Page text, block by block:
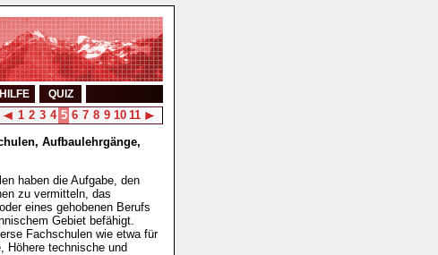
HILFE QUIZ
1 2 3 4 5 6 7 8 9 10 11
Aufbaulehrgänge,
haben die Aufgabe, den
zu vermitteln, das
eines gehobenen Berufs
Gebiet befähigt.
Fachschulen wie etwa für
Höhere technische und